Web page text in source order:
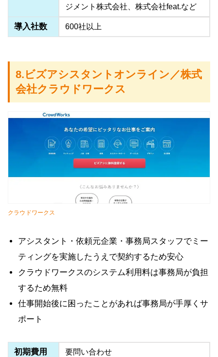
ジメント株式会社、株式会社feat.など
導入社数 600社以上
8.ビズアシスタントオンライン／株式
会社クラウドワークス
クラウドワークス
アシスタント・依頼元企業・事務局スタッフでミー
ティングを実施したうえで契約するため安心
クラウドワークスのシステム利用料は事務局が負担
するため無料
仕事開始後に困ったことがあれば事務局が手厚くサ
ポート
初期費用 要問い合わせ